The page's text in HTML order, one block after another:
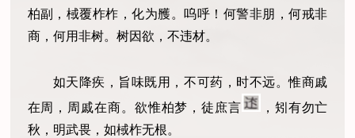
柏副，棫覆柞柞，化为雘。呜呼！何警非朋，何戒非
商，何用非树。树因欲，不违材。
如天降疾，旨味既用，不可药，时不远。惟商戚
在周，周戚在商。欲惟柏梦，徒庶言
，矧有勿亡
秋，明武畏，如棫柞无根。